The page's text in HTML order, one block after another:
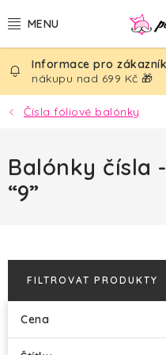
na
BALÓNKY
PÁRTY DEKORACE
TÉMATA
SVATBA
AKČNÍ CENY!
nákupu nad 699 Kč 🎁
Čísla fóliové balónky
Balónky čísla
“9”
FILTROVAT PRODUKTY
Cena